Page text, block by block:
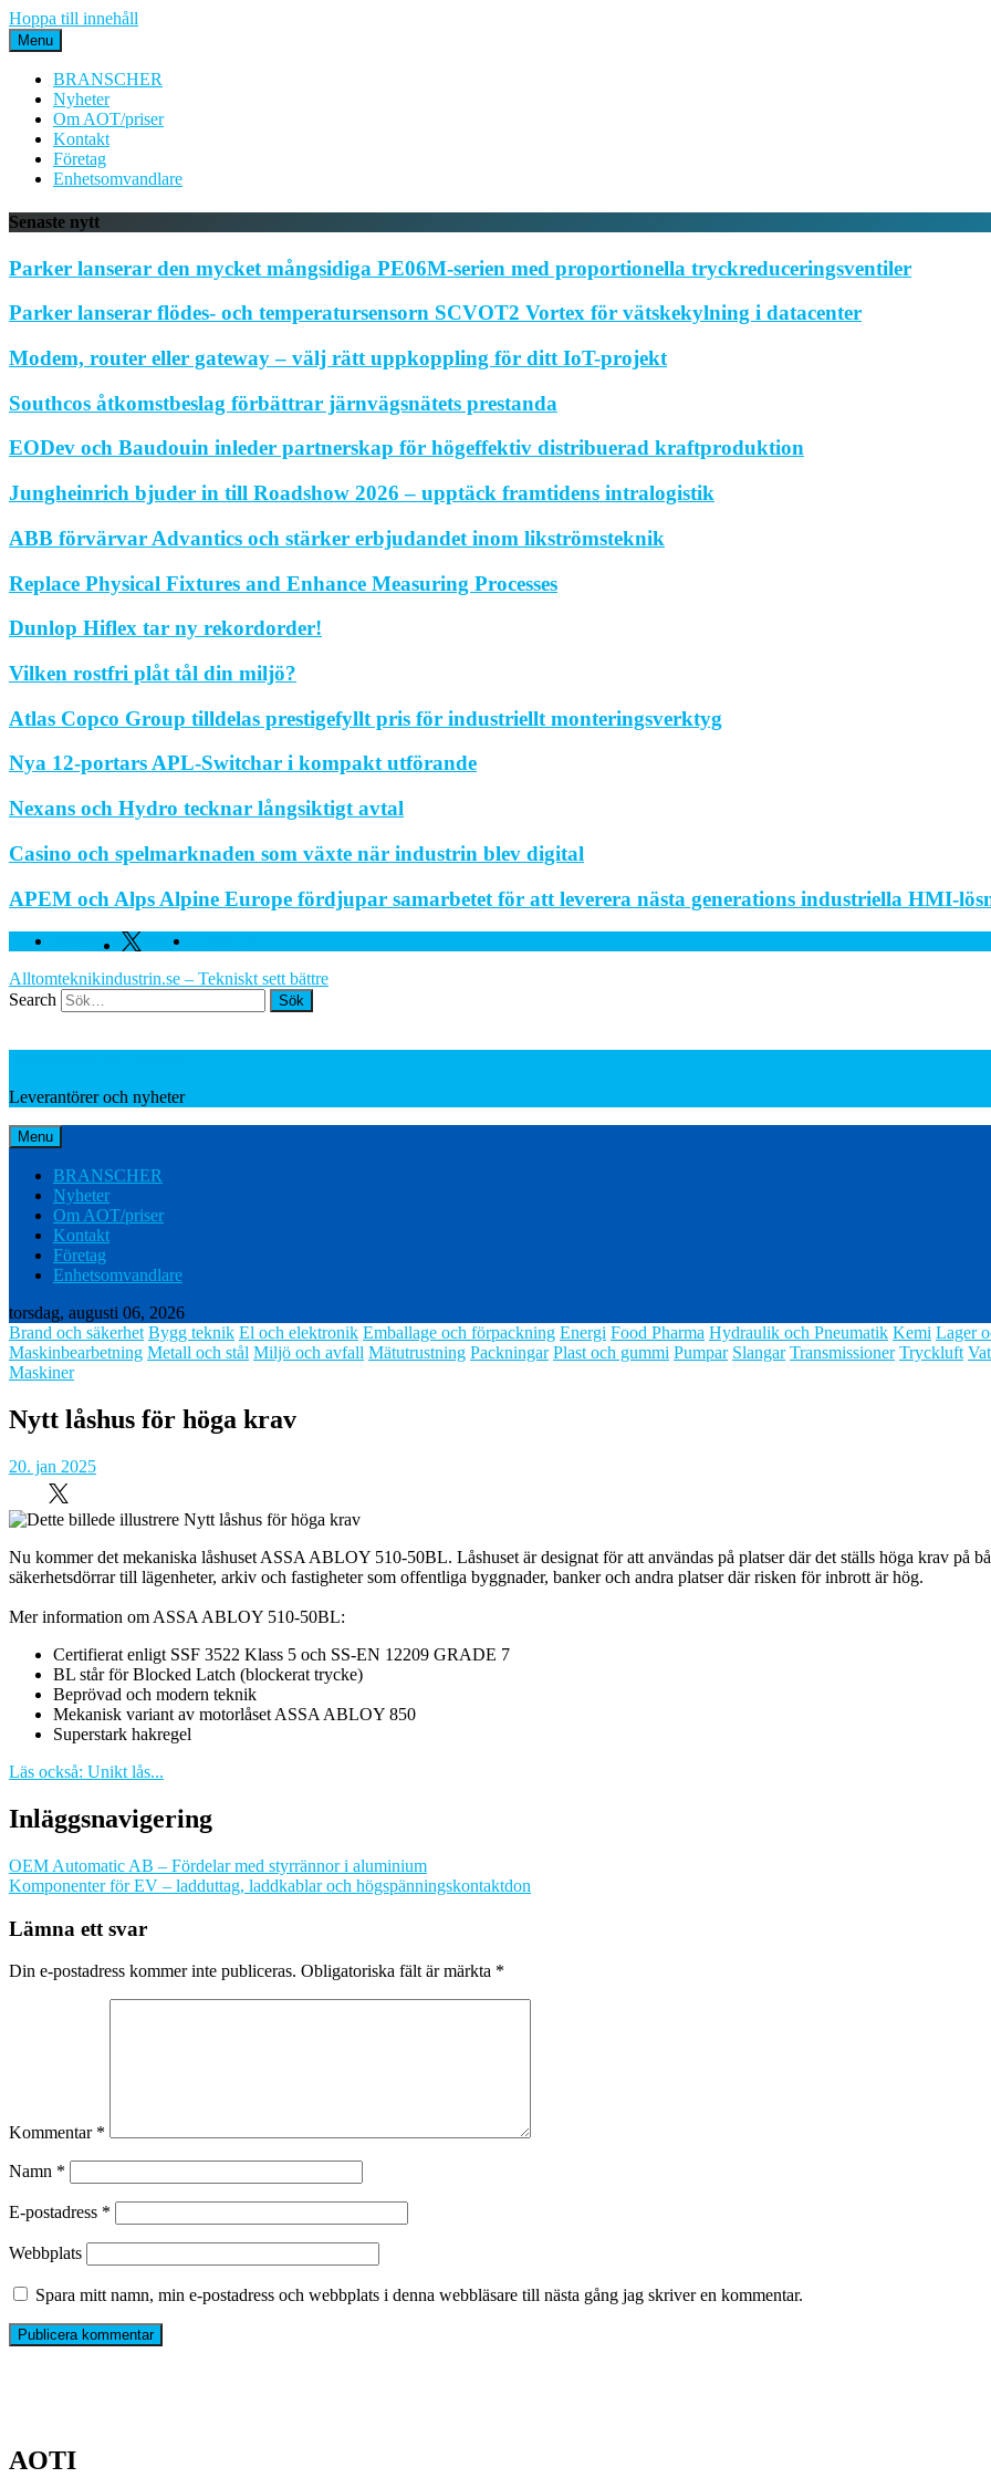
Hoppa till innehåll
Menu
BRANSCHER
Nyheter
Om AOT/priser
Kontakt
Företag
Enhetsomvandlare
Senaste nytt
Parker lanserar den mycket mångsidiga PE06M-serien med proportionella tryckreduceringsventiler
Parker lanserar flödes- och temperatursensorn SCVOT2 Vortex för vätskekylning i datacenter
Modem, router eller gateway – välj rätt uppkoppling för ditt IoT-projekt
Southcos åtkomstbeslag förbättrar järnvägsnätets prestanda
EODev och Baudouin inleder partnerskap för högeffektiv distribuerad kraftproduktion
Jungheinrich bjuder in till Roadshow 2026 – upptäck framtidens intralogistik
ABB förvärvar Advantics och stärker erbjudandet inom likströmsteknik
Replace Physical Fixtures and Enhance Measuring Processes
Dunlop Hiflex tar ny rekordorder!
Vilken rostfri plåt tål din miljö?
Atlas Copco Group tilldelas prestigefyllt pris för industriellt monteringsverktyg
Nya 12-portars APL-Switchar i kompakt utförande
Nexans och Hydro tecknar långsiktigt avtal
Casino och spelmarknaden som växte när industrin blev digital
APEM och Alps Alpine Europe fördjupar samarbetet för att leverera nästa generations industriella HMI-
Facebook Twitter
Alltomteknikindustrin.se – Tekniskt sett bättre
Search
Leverantörer och nyheter
Menu
BRANSCHER
Nyheter
Om AOT/priser
Kontakt
Företag
Enhetsomvandlare
torsdag, augusti 06, 2026
Brand och säkerhet Bygg teknik El och elektronik Emballage och förpackning Energi Food Pharma Hydraulik och Pneumatik Kemi Lager
Maskinbearbetning Metall och stål Miljö och avfall Mätutrustning Packningar Plast och gummi Pumpar Slangar Transmissioner Tryckluft
Maskiner
Nytt låshus för höga krav
20. jan 2025
Nu kommer det mekaniska låshuset ASSA ABLOY 510-50BL. Låshuset är designat för att användas på platser där det ställs höga krav på
säkerhetsdörrar till lägenheter, arkiv och fastigheter som offentliga byggnader, banker och andra platser där risken för inbrott är hög.
Mer information om ASSA ABLOY 510-50BL:
Certifierat enligt SSF 3522 Klass 5 och SS-EN 12209 GRADE 7
BL står för Blocked Latch (blockerat trycke)
Beprövad och modern teknik
Mekanisk variant av motorlåset ASSA ABLOY 850
Superstark hakregel
Läs också: Unikt lås...
Inläggsnavigering
OEM Automatic AB – Fördelar med styrrännor i aluminium
Komponenter för EV – ladduttag, laddkablar och högspänningskontaktdon
Lämna ett svar
Din e-postadress kommer inte publiceras. Obligatoriska fält är märkta *
Kommentar *
Namn *
E-postadress *
Webbplats
Spara mitt namn, min e-postadress och webbplats i denna webbläsare till nästa gång jag skriver en kommentar.
AOTI